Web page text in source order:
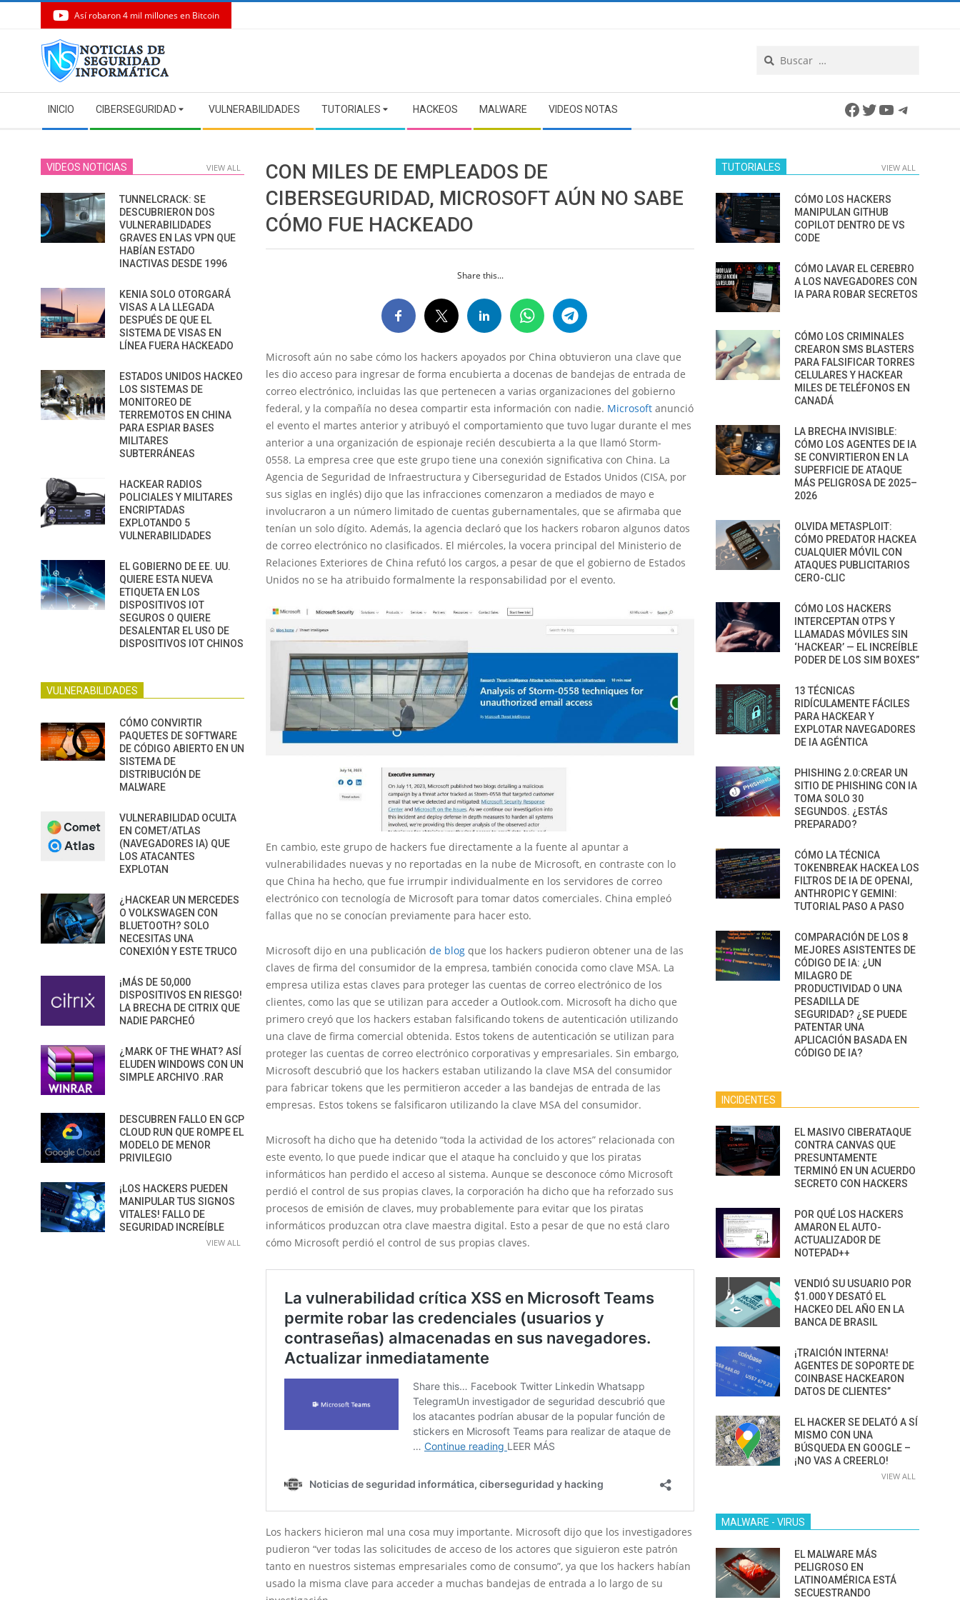
Así robaron 4 mil millones en Bitcoin
Navigation
Menu
INICIO CIBERSEGURIDAD VULNERABILIDADES TUTORIALES HACKEOS MALWARE VIDEOS NOTAS Facebook
Twitter
YouTube
CON MILES DE EMPLEADOS DE
CIBERSEGURIDAD, MICROSOFT AÚN NO SABE
CÓMO FUE HACKEADO
Share this...
Microsoft aún no sabe cómo los hackers apoyados por China obtuvieron una clave que
les dio acceso para ingresar de forma encubierta a docenas de bandejas de entrada de
correo electrónico, incluidas las que pertenecen a varias organizaciones del gobierno
federal, y la compañía no desea compartir esta información con nadie. Microsoft anunció
el evento el martes anterior y atribuyó el comportamiento que tuvo lugar durante el mes
anterior a una organización de espionaje recién descubierta a la que llamó Storm-
0558. La empresa cree que este grupo tiene una conexión significativa con China. La
Agencia de Seguridad de Infraestructura y Ciberseguridad de Estados Unidos (CISA, por
sus siglas en inglés) dijo que las infracciones comenzaron a mediados de mayo e
involucraron a un número limitado de cuentas gubernamentales, que se afirmaba que
tenían un solo dígito. Además, la agencia declaró que los hackers robaron algunos datos
de correo electrónico no clasificados. El miércoles, la vocera principal del Ministerio de
Relaciones Exteriores de China refutó los cargos, a pesar de que el gobierno de Estados
Unidos no se ha atribuido formalmente la responsabilidad por el evento.
En cambio, este grupo de hackers fue directamente a la fuente al apuntar a
vulnerabilidades nuevas y no reportadas en la nube de Microsoft, en contraste con lo
que China ha hecho, que fue irrumpir individualmente en los servidores de correo
electrónico con tecnología de Microsoft para tomar datos comerciales. China empleó
fallas que no se conocían previamente para hacer esto.
Microsoft dijo en una publicación de blog que los hackers pudieron obtener una de las
claves de firma del consumidor de la empresa, también conocida como clave MSA. La
empresa utiliza estas claves para proteger las cuentas de correo electrónico de los
clientes, como las que se utilizan para acceder a Outlook.com. Microsoft ha dicho que
primero creyó que los hackers estaban falsificando tokens de autenticación utilizando
una clave de firma comercial obtenida. Estos tokens de autenticación se utilizan para
proteger las cuentas de correo electrónico corporativas y empresariales. Sin embargo,
Microsoft descubrió que los hackers estaban utilizando la clave MSA del consumidor
para fabricar tokens que les permitieron acceder a las bandejas de entrada de las
empresas. Estos tokens se falsificaron utilizando la clave MSA del consumidor.
Microsoft ha dicho que ha detenido “toda la actividad de los actores” relacionada con
este evento, lo que puede indicar que el ataque ha concluido y que los piratas
informáticos han perdido el acceso al sistema. Aunque se desconoce cómo Microsoft
perdió el control de sus propias claves, la corporación ha dicho que ha reforzado sus
procesos de emisión de claves, muy probablemente para evitar que los piratas
informáticos produzcan otra clave maestra digital. Esto a pesar de que no está claro
cómo Microsoft perdió el control de sus propias claves.
Los hackers hicieron mal una cosa muy importante. Microsoft dijo que los investigadores
pudieron “ver todas las solicitudes de acceso de los actores que siguieron este patrón
tanto en nuestros sistemas empresariales como de consumo”, ya que los hackers habían
usado la misma clave para acceder a muchas bandejas de entrada a lo largo de su
VIDEOS NOTICIAS VIEW ALL
TUNNELCRACK: SE
DESCUBRIERON DOS
VULNERABILIDADES
GRAVES EN LAS VPN QUE
HABÍAN ESTADO
INACTIVAS DESDE 1996
KENIA SOLO OTORGARÁ
VISAS A LA LLEGADA
DESPUÉS DE QUE EL
SISTEMA DE VISAS EN
LÍNEA FUERA HACKEADO
ESTADOS UNIDOS HACKEO
LOS SISTEMAS DE
MONITOREO DE
TERREMOTOS EN CHINA
PARA ESPIAR BASES
MILITARES
SUBTERRÁNEAS
HACKEAR RADIOS
POLICIALES Y MILITARES
ENCRIPTADAS
EXPLOTANDO 5
VULNERABILIDADES
EL GOBIERNO DE EE. UU.
QUIERE ESTA NUEVA
ETIQUETA EN LOS
DISPOSITIVOS IOT
SEGUROS O QUIERE
DESALENTAR EL USO DE
DISPOSITIVOS IOT CHINOS
VULNERABILIDADES
CÓMO CONVIRTIR
PAQUETES DE SOFTWARE
DE CÓDIGO ABIERTO EN UN
SISTEMA DE
DISTRIBUCIÓN DE
MALWARE
VULNERABILIDAD OCULTA
EN COMET/ATLAS
(NAVEGADORES IA) QUE
LOS ATACANTES
EXPLOTAN
¿HACKEAR UN MERCEDES
O VOLKSWAGEN CON
BLUETOOTH? SOLO
NECESITAS UNA
CONEXIÓN Y ESTE TRUCO
¡MÁS DE 50,000
DISPOSITIVOS EN RIESGO!
LA BRECHA DE CITRIX QUE
NADIE PARCHEÓ
¿MARK OF THE WHAT? ASÍ
ELUDEN WINDOWS CON UN
SIMPLE ARCHIVO .RAR
DESCUBREN FALLO EN GCP
CLOUD RUN QUE ROMPE EL
MODELO DE MENOR
PRIVILEGIO
¡LOS HACKERS PUEDEN
MANIPULAR TUS SIGNOS
VITALES! FALLO DE
SEGURIDAD INCREÍBLE
VIEW ALL
TUTORIALES VIEW ALL
CÓMO LOS HACKERS
MANIPULAN GITHUB
COPILOT DENTRO DE VS
CODE
CÓMO LAVAR EL CEREBRO
A LOS NAVEGADORES CON
IA PARA ROBAR SECRETOS
CÓMO LOS CRIMINALES
CREARON SMS BLASTERS
PARA FALSIFICAR TORRES
CELULARES Y HACKEAR
MILES DE TELÉFONOS EN
CANADÁ
LA BRECHA INVISIBLE:
CÓMO LOS AGENTES DE IA
SE CONVIRTIERON EN LA
SUPERFICIE DE ATAQUE
MÁS PELIGROSA DE 2025–
2026
OLVIDA METASPLOIT:
CÓMO PREDATOR HACKEA
CUALQUIER MÓVIL CON
ATAQUES PUBLICITARIOS
CERO-CLIC
CÓMO LOS HACKERS
INTERCEPTAN OTPS Y
LLAMADAS MÓVILES SIN
‘HACKEAR’ — EL INCREÍBLE
PODER DE LOS SIM BOXES”
13 TÉCNICAS
RIDÍCULAMENTE FÁCILES
PARA HACKEAR Y
EXPLOTAR NAVEGADORES
DE IA AGÉNTICA
PHISHING 2.0:CREAR UN
SITIO DE PHISHING CON IA
TOMA SOLO 30
SEGUNDOS. ¿ESTÁS
PREPARADO?
CÓMO LA TÉCNICA
TOKENBREAK HACKEA LOS
FILTROS DE IA DE OPENAI,
ANTHROPIC Y GEMINI:
TUTORIAL PASO A PASO
COMPARACIÓN DE LOS 8
MEJORES ASISTENTES DE
CÓDIGO DE IA: ¿UN
MILAGRO DE
PRODUCTIVIDAD O UNA
PESADILLA DE
SEGURIDAD? ¿SE PUEDE
PATENTAR UNA
APLICACIÓN BASADA EN
CÓDIGO DE IA?
INCIDENTES
EL MASIVO CIBERATAQUE
CONTRA CANVAS QUE
PRESUNTAMENTE
TERMINÓ EN UN ACUERDO
SECRETO CON HACKERS
POR QUÉ LOS HACKERS
AMARON EL AUTO-
ACTUALIZADOR DE
NOTEPAD++
VENDIÓ SU USUARIO POR
$1.000 Y DESATÓ EL
HACKEO DEL AÑO EN LA
BANCA DE BRASIL
¡TRAICIÓN INTERNA!
AGENTES DE SOPORTE DE
COINBASE HACKEARON
DATOS DE CLIENTES”
EL HACKER SE DELATÓ A SÍ
MISMO CON UNA
BÚSQUEDA EN GOOGLE –
¡NO VAS A CREERLO!
VIEW ALL
MALWARE - VIRUS
EL MALWARE MÁS
PELIGROSO EN
LATINOAMÉRICA ESTÁ
SECUESTRANDO